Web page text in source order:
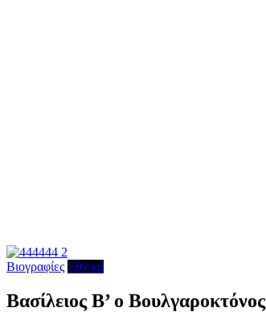
Βιογραφίες Εθνικά
Βασίλειος Β’ ο Βουλγαροκτόνος